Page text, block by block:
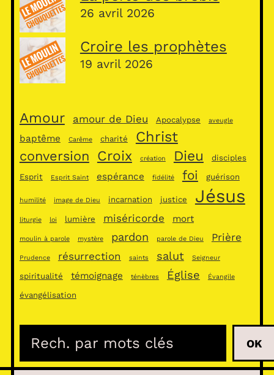
26 avril 2026
Croire les prophètes
19 avril 2026
Amour amour de Dieu Apocalypse aveugle
baptême Carême charité Christ
conversion Croix création Dieu disciples
Esprit Esprit Saint espérance fidélité foi guérison
humilité image de Dieu incarnation justice Jésus
liturgie loi lumière miséricorde mort
moulin à parole mystère pardon parole de Dieu Prière
Prudence résurrection saints salut Seigneur
spiritualité témoignage ténèbres Église Évangile
évangélisation
c
OK